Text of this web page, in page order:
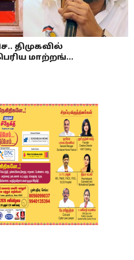
திமுகவில்
மாற்றங்...